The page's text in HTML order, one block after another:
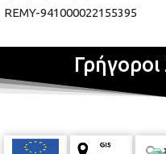
REMY-941000022155395